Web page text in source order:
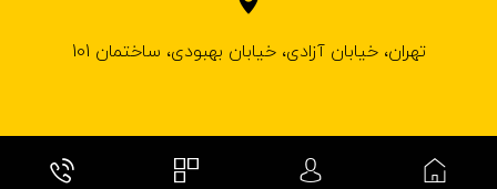
تهران، خیابان آزادی، خیابان بهبودی، ساختمان 101